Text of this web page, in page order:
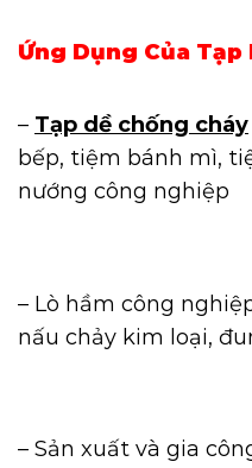
Ứng Dụng Của Tạp
– Tạp dề chống cháy
bếp, tiệm bánh mì,
nướng công nghiệp
– Lò hầm công
nấu chảy kim loại,
– Sản xuất và gia